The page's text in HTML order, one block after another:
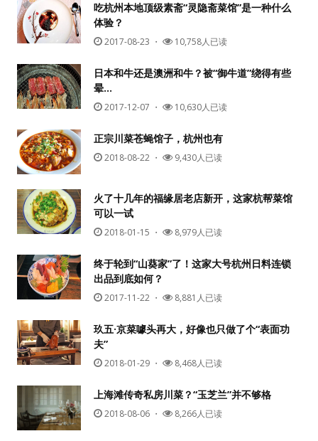
吃杭州本地顶级素斋“灵隐斋菜馆”是一种什么
体验？
2017-08-23 ・ 10,758人已读
日本和牛还是澳洲和牛？被“御牛道”绕得有些
晕…
2017-12-07 ・ 10,630人已读
正宗川菜苍蝇馆子，杭州也有
2018-08-22 ・ 9,430人已读
火了十几年的福缘居老店新开，这家杭帮菜馆
可以一试
2018-01-15 ・ 8,979人已读
终于轮到“山葵家”了！这家大号杭州日料连锁
出品到底如何？
2017-11-22 ・ 8,881人已读
玖五·京菜噱头再大，好像也只做了个“表面功
夫”
2018-01-29 ・ 8,468人已读
上海滩传奇私房川菜？“玉芝兰”并不够格
2018-08-06 ・ 8,266人已读